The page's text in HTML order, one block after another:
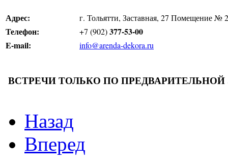
Адрес: г. Тольятти, Заставная, 27 Помещение №
Телефон: +7 (902)377-53-00
E-mail:
info@arenda-dekora.ru
ВСТРЕЧИ ТОЛЬКО ПО ПРЕДВАРИТЕЛЬНОЙ
Назад
Вперед